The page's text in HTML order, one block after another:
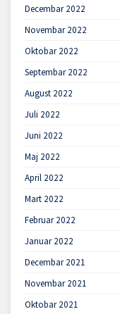
Decembar 2022
Novembar 2022
Oktobar 2022
Septembar 2022
August 2022
Juli 2022
Juni 2022
Maj 2022
April 2022
Mart 2022
Februar 2022
Januar 2022
Decembar 2021
Novembar 2021
Oktobar 2021